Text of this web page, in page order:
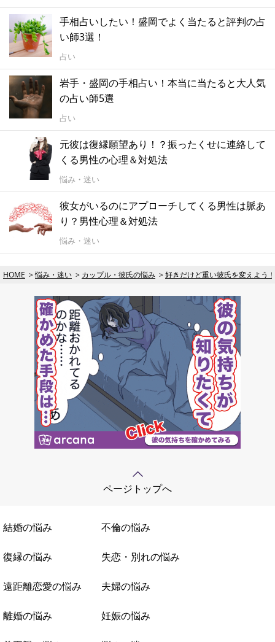
手相占いしたい！盛岡でよく当たると評判の占
い師3選！
占い
岩手・盛岡の手相占い！本当に当たると大人気
の占い師5選
占い
元彼は復縁願望あり！？振ったくせに連絡して
くる男性の心理＆対処法
悩み・迷い
彼女がいるのにアプローチしてくる男性は脈あ
り？男性心理＆対処法
悩み・迷い
HOME 悩み・迷い カップル・彼氏の悩み 好きだけど重い彼氏を変えよう
ページトップへ
結婚の悩み 不倫の悩み
復縁の悩み 失恋・別れの悩み
遠距離恋愛の悩み 夫婦の悩み
離婚の悩み 妊娠の悩み